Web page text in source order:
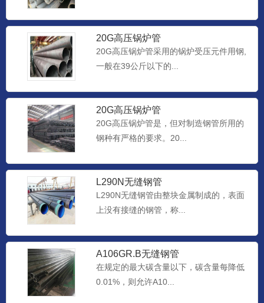
20G高压锅炉管
20G高压锅炉管采用的锅炉受压元件用钢,
一般在39公斤以下的...
20G高压锅炉管
20G高压锅炉管是，但对制造钢管所用的
钢种有严格的要求。20...
L290N无缝钢管
L290N无缝钢管由整块金属制成的，表面
上没有接缝的钢管，称...
A106GR.B无缝钢管
在规定的最大碳含量以下，碳含量每降低
0.01%，则允许A10...